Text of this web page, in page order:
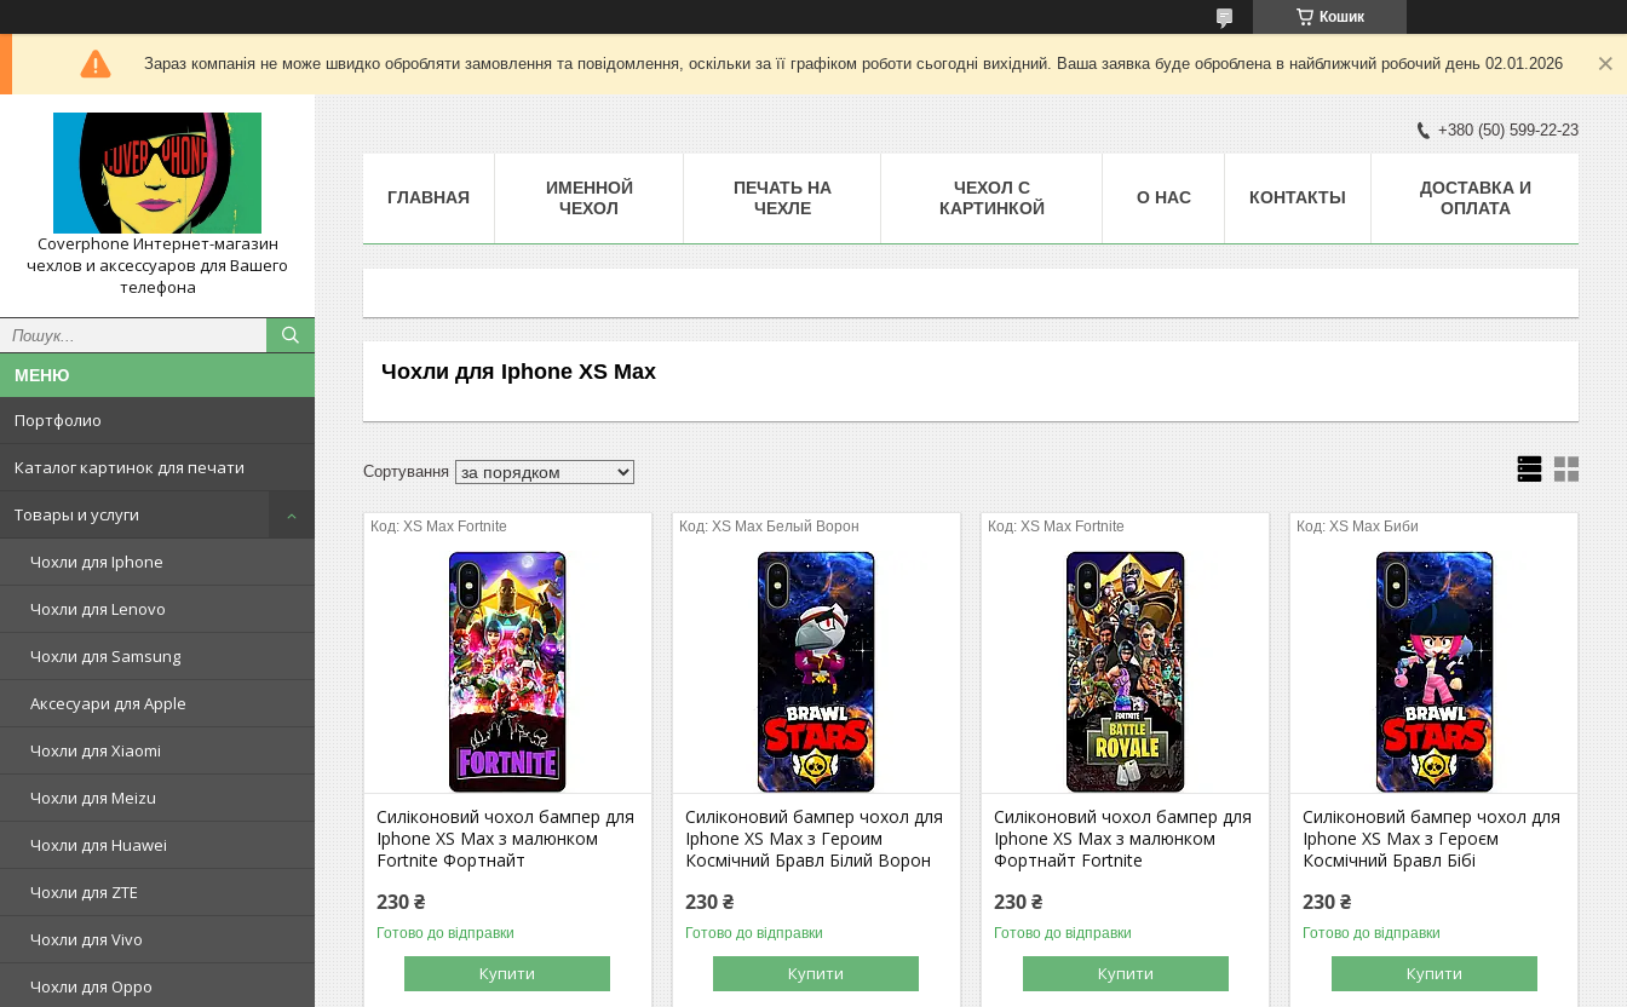
Кошик
Зараз компанія не може швидко обробляти замовлення та повідомлення, оскільки за її графіком роботи сьогодні вихідний. Ваша заявка буде оброблена в найближчий робочий день 02.01.2026
Coverphone Интернет-магазин
чехлов и аксессуаров для Вашего
телефона
Портфолио
Каталог картинок для печати
Товары и услуги
Чохли для Iphone
Чохли для Lenovo
Чохли для Samsung
Аксесуари для Apple
Чохли для Xiaomi
Чохли для Meizu
Чохли для Huawei
Чохли для ZTE
Чохли для Vivo
Чохли для Oppo
+380 (50) 599-22-23
ГЛАВНАЯ
ИМЕННОЙ
ЧЕХОЛ
ПЕЧАТЬ НА
ЧЕХЛЕ
ЧЕХОЛ С
КАРТИНКОЙ
О НАС КОНТАКТЫ
ДОСТАВКА И
ОПЛАТА
Чохли для Iphone XS Max
XS Max Fortnite
Силіконовий чохол бампер для
Iphone XS Max з малюнком
Fortnite Фортнайт
230 ₴
Готово до відправки
Купити
XS Max Белый Ворон
Силіконовий бампер чохол для
Iphone XS Max з Героим
Космічний Бравл Білий Ворон
230 ₴
Готово до відправки
Купити
XS Max Fortnite
Силіконовий чохол бампер для
Iphone XS Max з малюнком
Фортнайт Fortnite
230 ₴
Готово до відправки
Купити
XS Max Биби
Силіконовий бампер чохол для
Iphone XS Max з Героєм
Космічний Бравл Бібі
230 ₴
Готово до відправки
Купити